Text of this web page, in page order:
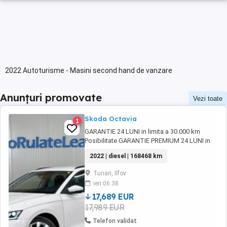
2022 Autoturisme - Masini second hand de vanzare
Anunțuri promovate Vezi toate
1 Skoda Octavia
GARANTIE 24 LUNI in limita a 30.000 km
Posibilitate GARANTIE PREMIUM 24 LUNI in
avans 0% pe o perioada de maxim 6 ani
Aprobare garantata credit pentru persoane
fizice (cu venituri obtinute inclusiv in afara
tarii), persoane juridice si persoane fizice ...
2022 | diesel | 168468 km
Tunari, Ilfov
ieri 06:38
17,689 EUR
17,989 EUR
Telefon validat